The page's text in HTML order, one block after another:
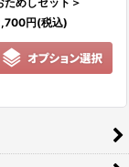
円(税込)